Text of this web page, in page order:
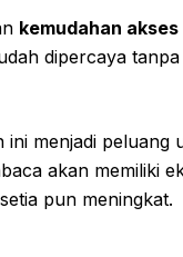
kemudahan
dipercaya
ini menjadi peluang
akan memiliki
pun meningkat.